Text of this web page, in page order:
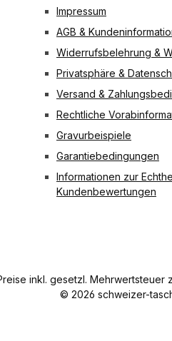
Impressum
AGB &
Widerrufsbelehrung &
Privatsphäre &
Versand &
Rechtliche
Gravurbeispiele
Garantiebedingungen
Informationen zur
Kundenbewertungen
inkl. gesetzl. Mehrwertsteuer
© 2026 schweizer-